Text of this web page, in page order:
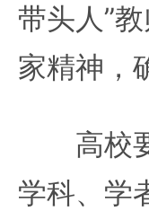
带头人”
家精神，
高校要
学科、学